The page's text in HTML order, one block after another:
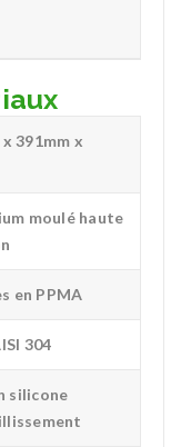
391mm x
moulé haute
en PPMA
304
silicone